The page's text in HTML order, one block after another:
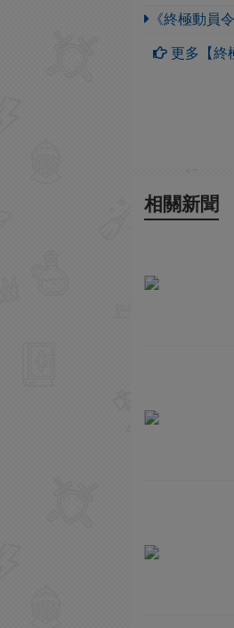
《終極動員
更多【終
相關新聞